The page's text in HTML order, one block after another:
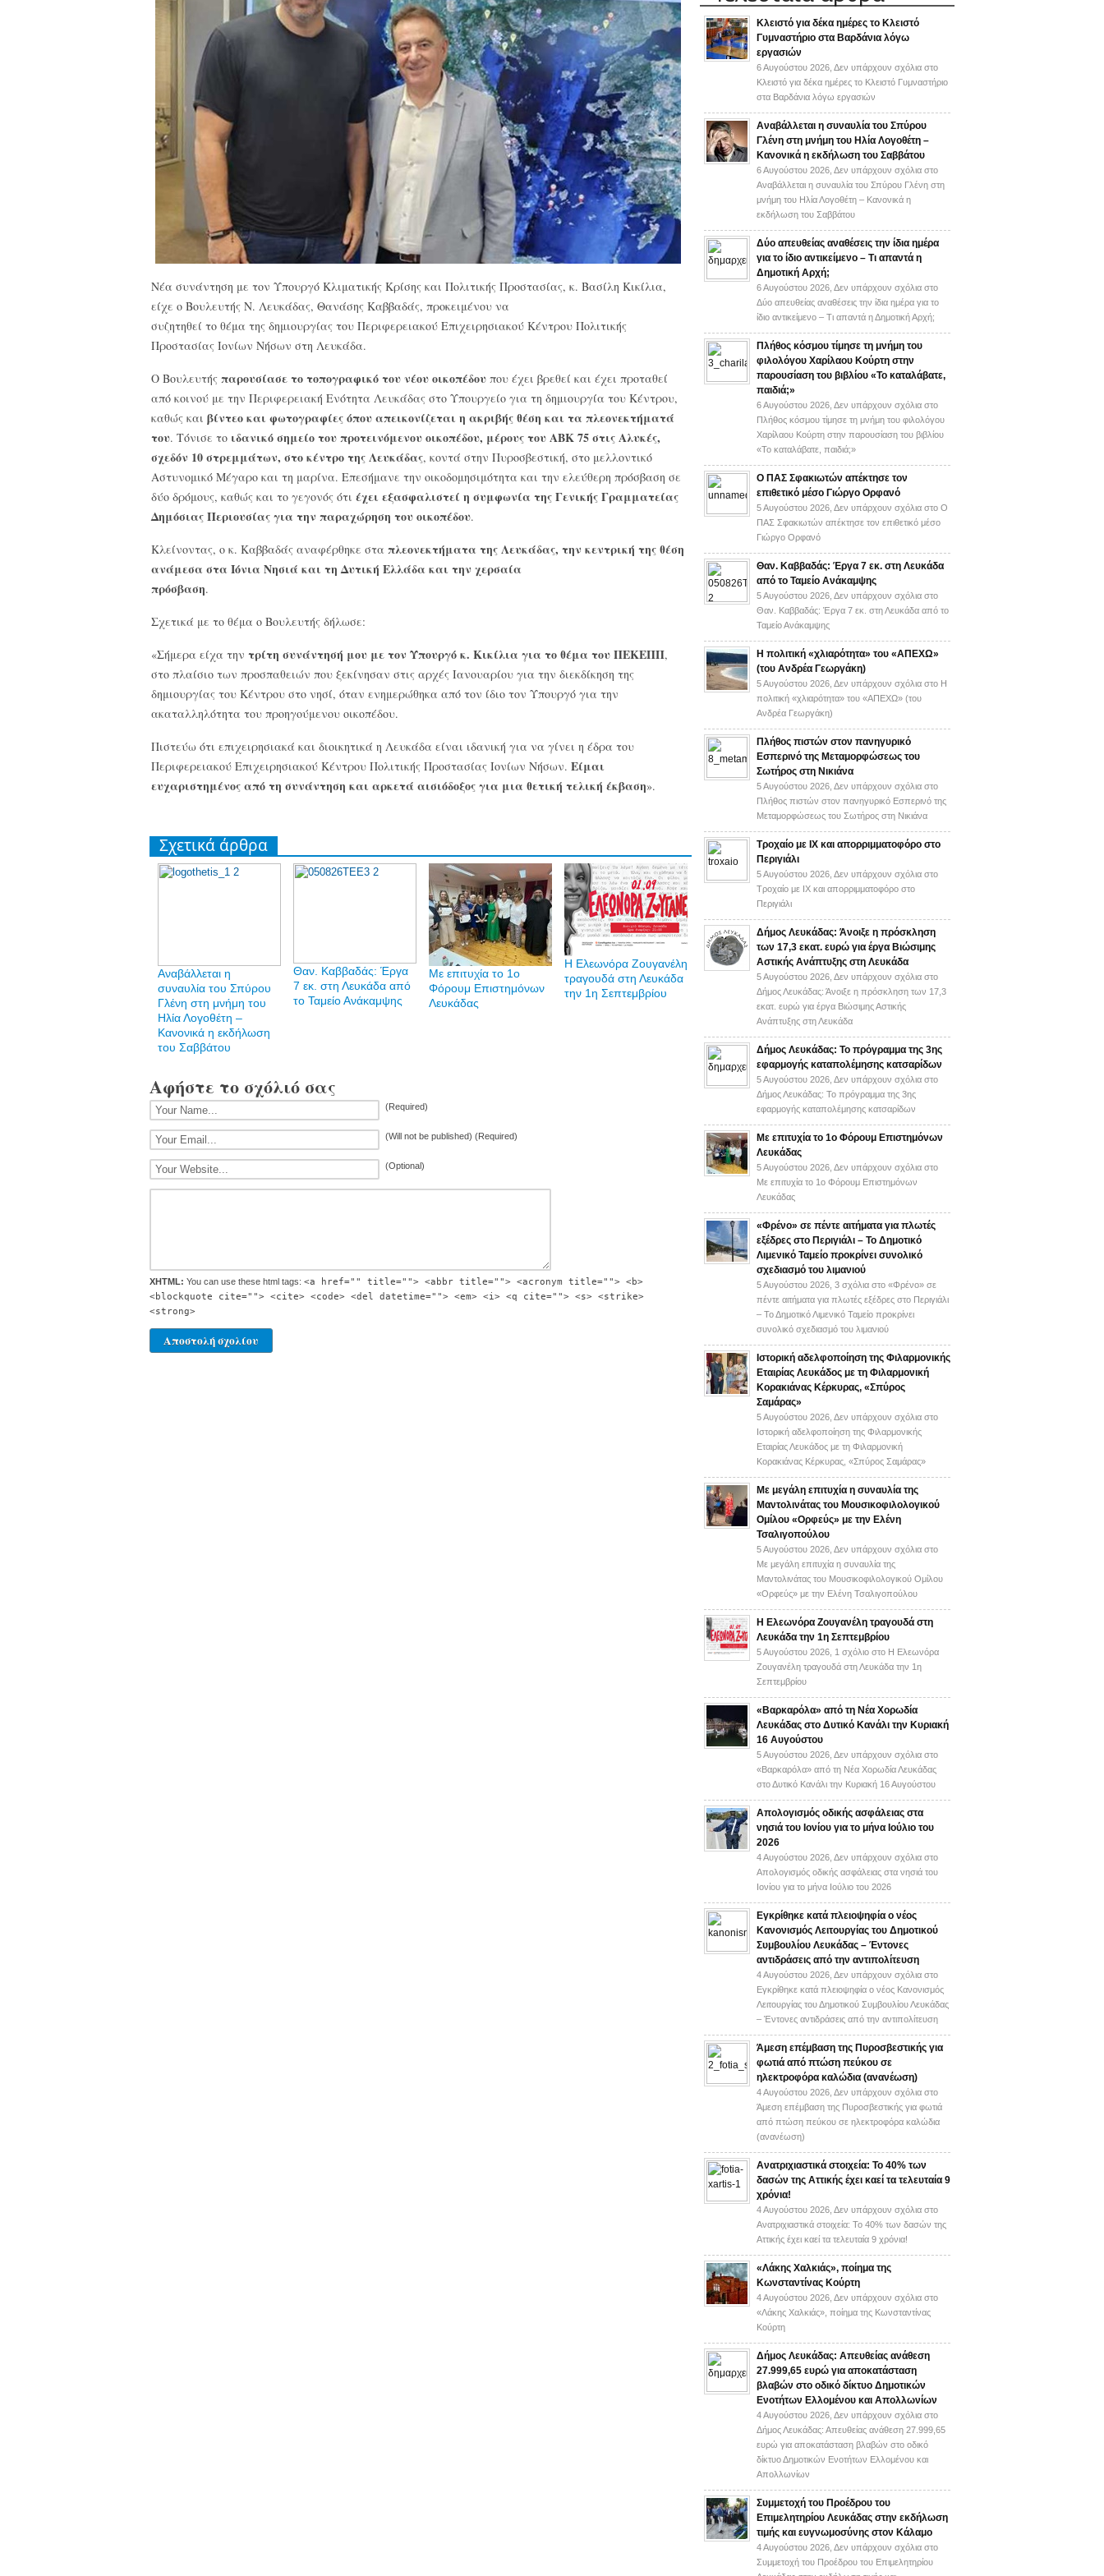
Νέα συνάντηση με τον Υπουργό Κλιματικής Κρίσης και Πολιτικής Προστασίας, κ. Βασίλη Κικίλια,
είχε ο Βουλευτής Ν. Λευκάδας, Θανάσης Καββαδάς, προκειμένου να
συζητηθεί το θέμα της δημιουργίας του Περιφερειακού Επιχειρησιακού Κέντρου Πολιτικής
Προστασίας Ιονίων Νήσων στη Λευκάδα.
Ο Βουλευτής παρουσίασε το τοπογραφικό του νέου οικοπέδου που έχει βρεθεί και έχει προταθεί
από κοινού με την Περιφερειακή Ενότητα Λευκάδας στο Υπουργείο για τη δημιουργία του Κέντρου,
καθώς και βίντεο και φωτογραφίες όπου απεικονίζεται η ακριβής θέση και τα πλεονεκτήματά
του. Τόνισε το ιδανικό σημείο του προτεινόμενου οικοπέδου, μέρους του ΑΒΚ 75 στις Αλυκές,
σχεδόν 10 στρεμμάτων, στο κέντρο της Λευκάδας, κοντά στην Πυροσβεστική, στο μελλοντικό
Αστυνομικό Μέγαρο και τη μαρίνα. Επεσήμανε την οικοδομησιμότητα και την ελεύθερη πρόσβαση σε
δύο δρόμους, καθώς και το γεγονός ότι έχει εξασφαλιστεί η συμφωνία της Γενικής Γραμματείας
Δημόσιας Περιουσίας για την παραχώρηση του οικοπέδου.
Κλείνοντας, ο κ. Καββαδάς αναφέρθηκε στα πλεονεκτήματα της Λευκάδας, την κεντρική της θέση
ανάμεσα στα Ιόνια Νησιά και τη Δυτική Ελλάδα και την χερσαία
πρόσβαση.
Σχετικά με το θέμα ο Βουλευτής δήλωσε:
«Σήμερα είχα την τρίτη συνάντησή μου με τον Υπουργό κ. Κικίλια για το θέμα του ΠΕΚΕΠΠ,
στο πλαίσιο των προσπαθειών που ξεκίνησαν στις αρχές Ιανουαρίου για την διεκδίκηση της
δημιουργίας του Κέντρου στο νησί, όταν ενημερώθηκα από τον ίδιο τον Υπουργό για την
ακαταλληλότητα του προηγούμενου οικοπέδου.
Πιστεύω ότι επιχειρησιακά και διοικητικά η Λευκάδα είναι ιδανική για να γίνει η έδρα του
Περιφερειακού Επιχειρησιακού Κέντρου Πολιτικής Προστασίας Ιονίων Νήσων. Είμαι
ευχαριστημένος από τη συνάντηση και αρκετά αισιόδοξος για μια θετική τελική έκβαση».
Σχετικά άρθρα
Αναβάλλεται η
συναυλία του Σπύρου
Γλένη στη μνήμη του
Ηλία Λογοθέτη –
Κανονικά η εκδήλωση
του Σαββάτου
Θαν. Καββαδάς: Έργα
7 εκ. στη Λευκάδα από
το Ταμείο Ανάκαμψης
Με επιτυχία το 1ο
Φόρουμ Επιστημόνων
Λευκάδας
Η Ελεωνόρα Ζουγανέλη
τραγουδά στη Λευκάδα
την 1η Σεπτεμβρίου
Αφήστε το σχόλιό σας
(Required)
(Will not be published) (Required)
(Optional)
XHTML: You can use these html tags: <a href="" title=""> <abbr title=""> <acronym title=""> <b>
<blockquote cite=""> <cite> <code> <del datetime=""> <em> <i> <q cite=""> <s> <strike>
<strong>
Κλειστό για δέκα ημέρες το Κλειστό
Γυμναστήριο στα Βαρδάνια λόγω
εργασιών
6 Αυγούστου 2026, Δεν υπάρχουν σχόλια στο
Κλειστό για δέκα ημέρες το Κλειστό Γυμναστήριο
στα Βαρδάνια λόγω εργασιών
Αναβάλλεται η συναυλία του Σπύρου
Γλένη στη μνήμη του Ηλία Λογοθέτη –
Κανονικά η εκδήλωση του Σαββάτου
6 Αυγούστου 2026, Δεν υπάρχουν σχόλια στο
Αναβάλλεται η συναυλία του Σπύρου Γλένη στη
μνήμη του Ηλία Λογοθέτη – Κανονικά η
εκδήλωση του Σαββάτου
Δύο απευθείας αναθέσεις την ίδια ημέρα
για το ίδιο αντικείμενο – Τι απαντά η
Δημοτική Αρχή;
6 Αυγούστου 2026, Δεν υπάρχουν σχόλια στο
Δύο απευθείας αναθέσεις την ίδια ημέρα για το
ίδιο αντικείμενο – Τι απαντά η Δημοτική Αρχή;
Πλήθος κόσμου τίμησε τη μνήμη του
φιλολόγου Χαρίλαου Κούρτη στην
παρουσίαση του βιβλίου «Το καταλάβατε,
παιδιά;»
6 Αυγούστου 2026, Δεν υπάρχουν σχόλια στο
Πλήθος κόσμου τίμησε τη μνήμη του φιλολόγου
Χαρίλαου Κούρτη στην παρουσίαση του βιβλίου
«Το καταλάβατε, παιδιά;»
Ο ΠΑΣ Σφακιωτών απέκτησε τον
επιθετικό μέσο Γιώργο Ορφανό
5 Αυγούστου 2026, Δεν υπάρχουν σχόλια στο Ο
ΠΑΣ Σφακιωτών απέκτησε τον επιθετικό μέσο
Γιώργο Ορφανό
Θαν. Καββαδάς: Έργα 7 εκ. στη Λευκάδα
από το Ταμείο Ανάκαμψης
5 Αυγούστου 2026, Δεν υπάρχουν σχόλια στο
Θαν. Καββαδάς: Έργα 7 εκ. στη Λευκάδα από το
Ταμείο Ανάκαμψης
H πολιτική «χλιαρότητα» του «AΠΕΧΩ»
(του Ανδρέα Γεωργάκη)
5 Αυγούστου 2026, Δεν υπάρχουν σχόλια στο H
πολιτική «χλιαρότητα» του «AΠΕΧΩ» (του
Ανδρέα Γεωργάκη)
Πλήθος πιστών στον πανηγυρικό
Εσπερινό της Μεταμορφώσεως του
Σωτήρος στη Νικιάνα
5 Αυγούστου 2026, Δεν υπάρχουν σχόλια στο
Πλήθος πιστών στον πανηγυρικό Εσπερινό της
Μεταμορφώσεως του Σωτήρος στη Νικιάνα
Τροχαίο με ΙΧ και απορριμματοφόρο στο
Περιγιάλι
5 Αυγούστου 2026, Δεν υπάρχουν σχόλια στο
Τροχαίο με ΙΧ και απορριμματοφόρο στο
Περιγιάλι
Δήμος Λευκάδας: Άνοιξε η πρόσκληση
των 17,3 εκατ. ευρώ για έργα Βιώσιμης
Αστικής Ανάπτυξης στη Λευκάδα
5 Αυγούστου 2026, Δεν υπάρχουν σχόλια στο
Δήμος Λευκάδας: Άνοιξε η πρόσκληση των 17,3
εκατ. ευρώ για έργα Βιώσιμης Αστικής
Ανάπτυξης στη Λευκάδα
Δήμος Λευκάδας: Το πρόγραμμα της 3ης
εφαρμογής καταπολέμησης κατσαρίδων
5 Αυγούστου 2026, Δεν υπάρχουν σχόλια στο
Δήμος Λευκάδας: Το πρόγραμμα της 3ης
εφαρμογής καταπολέμησης κατσαρίδων
Με επιτυχία το 1ο Φόρουμ Επιστημόνων
Λευκάδας
5 Αυγούστου 2026, Δεν υπάρχουν σχόλια στο
Με επιτυχία το 1ο Φόρουμ Επιστημόνων
Λευκάδας
«Φρένο» σε πέντε αιτήματα για πλωτές
εξέδρες στο Περιγιάλι – Το Δημοτικό
Λιμενικό Ταμείο προκρίνει συνολικό
σχεδιασμό του λιμανιού
5 Αυγούστου 2026, 3 σχόλια στο «Φρένο» σε
πέντε αιτήματα για πλωτές εξέδρες στο Περιγιάλι
– Το Δημοτικό Λιμενικό Ταμείο προκρίνει
συνολικό σχεδιασμό του λιμανιού
Ιστορική αδελφοποίηση της Φιλαρμονικής
Εταιρίας Λευκάδος με τη Φιλαρμονική
Κορακιάνας Κέρκυρας, «Σπύρος
Σαμάρας»
5 Αυγούστου 2026, Δεν υπάρχουν σχόλια στο
Ιστορική αδελφοποίηση της Φιλαρμονικής
Εταιρίας Λευκάδος με τη Φιλαρμονική
Κορακιάνας Κέρκυρας, «Σπύρος Σαμάρας»
Με μεγάλη επιτυχία η συναυλία της
Μαντολινάτας του Μουσικοφιλολογικού
Ομίλου «Ορφεύς» με την Ελένη
Τσαλιγοπούλου
5 Αυγούστου 2026, Δεν υπάρχουν σχόλια στο
Με μεγάλη επιτυχία η συναυλία της
Μαντολινάτας του Μουσικοφιλολογικού Ομίλου
«Ορφεύς» με την Ελένη Τσαλιγοπούλου
Η Ελεωνόρα Ζουγανέλη τραγουδά στη
Λευκάδα την 1η Σεπτεμβρίου
5 Αυγούστου 2026, 1 σχόλιο στο Η Ελεωνόρα
Ζουγανέλη τραγουδά στη Λευκάδα την 1η
Σεπτεμβρίου
«Βαρκαρόλα» από τη Νέα Χορωδία
Λευκάδας στο Δυτικό Κανάλι την Κυριακή
16 Αυγούστου
5 Αυγούστου 2026, Δεν υπάρχουν σχόλια στο
«Βαρκαρόλα» από τη Νέα Χορωδία Λευκάδας
στο Δυτικό Κανάλι την Κυριακή 16 Αυγούστου
Απολογισμός οδικής ασφάλειας στα
νησιά του Ιονίου για το μήνα Ιούλιο του
2026
4 Αυγούστου 2026, Δεν υπάρχουν σχόλια στο
Απολογισμός οδικής ασφάλειας στα νησιά του
Ιονίου για το μήνα Ιούλιο του 2026
Εγκρίθηκε κατά πλειοψηφία ο νέος
Κανονισμός Λειτουργίας του Δημοτικού
Συμβουλίου Λευκάδας – Έντονες
αντιδράσεις από την αντιπολίτευση
4 Αυγούστου 2026, Δεν υπάρχουν σχόλια στο
Εγκρίθηκε κατά πλειοψηφία ο νέος Κανονισμός
Λειτουργίας του Δημοτικού Συμβουλίου Λευκάδας
– Έντονες αντιδράσεις από την αντιπολίτευση
Άμεση επέμβαση της Πυροσβεστικής για
φωτιά από πτώση πεύκου σε
ηλεκτροφόρα καλώδια (ανανέωση)
4 Αυγούστου 2026, Δεν υπάρχουν σχόλια στο
Άμεση επέμβαση της Πυροσβεστικής για φωτιά
από πτώση πεύκου σε ηλεκτροφόρα καλώδια
(ανανέωση)
Ανατριχιαστικά στοιχεία: Το 40% των
δασών της Αττικής έχει καεί τα τελευταία 9
χρόνια!
4 Αυγούστου 2026, Δεν υπάρχουν σχόλια στο
Ανατριχιαστικά στοιχεία: Το 40% των δασών της
Αττικής έχει καεί τα τελευταία 9 χρόνια!
«Λάκης Χαλκιάς», ποίημα της
Κωνσταντίνας Κούρτη
4 Αυγούστου 2026, Δεν υπάρχουν σχόλια στο
«Λάκης Χαλκιάς», ποίημα της Κωνσταντίνας
Κούρτη
Δήμος Λευκάδας: Απευθείας ανάθεση
27.999,65 ευρώ για αποκατάσταση
βλαβών στο οδικό δίκτυο Δημοτικών
Ενοτήτων Ελλομένου και Απολλωνίων
4 Αυγούστου 2026, Δεν υπάρχουν σχόλια στο
Δήμος Λευκάδας: Απευθείας ανάθεση 27.999,65
ευρώ για αποκατάσταση βλαβών στο οδικό
δίκτυο Δημοτικών Ενοτήτων Ελλομένου και
Απολλωνίων
Συμμετοχή του Προέδρου του
Επιμελητηρίου Λευκάδας στην εκδήλωση
τιμής και ευγνωμοσύνης στον Κάλαμο
4 Αυγούστου 2026, Δεν υπάρχουν σχόλια στο
Συμμετοχή του Προέδρου του Επιμελητηρίου